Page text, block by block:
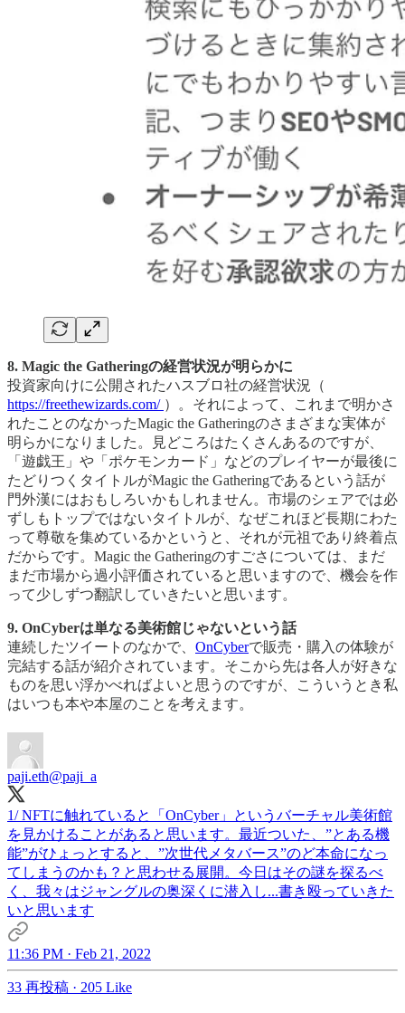
8. Magic the Gatheringの経営状況が明らかに
投資家向けに公開されたハスブロ社の経営状況（
https://freethewizards.com/ ）。それによって、これまで明かさ
れたことのなかったMagic the Gatheringのさまざまな実体が
明らかになりました。見どころはたくさんあるのですが、
「遊戯王」や「ポケモンカード」などのプレイヤーが最後に
たどりつくタイトルがMagic the Gatheringであるという話が
門外漢にはおもしろいかもしれません。市場のシェアでは必
ずしもトップではないタイトルが、なぜこれほど長期にわた
って尊敬を集めているかというと、それが元祖であり終着点
だからです。Magic the Gatheringのすごさについては、まだ
まだ市場から過小評価されていると思いますので、機会を作
って少しずつ翻訳していきたいと思います。
9. OnCyberは単なる美術館じゃないという話
連続したツイートのなかで、 OnCyberで販売・購入の体験が
完結する話が紹介されています。そこから先は各人が好きな
ものを思い浮かべればよいと思うのですが、こういうとき私
はいつも本や本屋のことを考えます。
paji.eth@paji_a
1/ NFTに触れていると「OnCyber」というバーチャル美術館
を見かけることがあると思います。最近ついた、”とある機
能”がひょっとすると、”次世代メタバース”のど本命になっ
てしまうのかも？と思わせる展開。今日はその謎を探るべ
く、我々はジャングルの奥深くに潜入し...書き殴っていきた
いと思います
11:36 PM · Feb 21, 2022
33 再投稿 · 205 Like